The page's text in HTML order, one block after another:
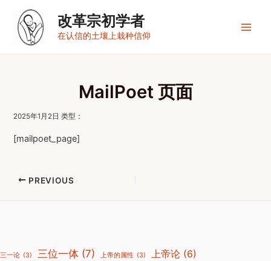
改革宗初学者
在认信的土壤上栽种信仰
MailPoet 页面
2025年1月2日 类型：
[mailpoet_page]
Post
PREVIOUS
三一论 (3) 三位一体 (7) 上帝的属性 (3) 上帝论 (6)